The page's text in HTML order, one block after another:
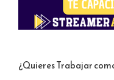
¿Quieres Trabajar